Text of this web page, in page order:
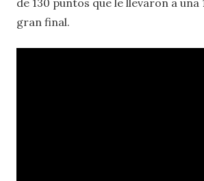
gran final.